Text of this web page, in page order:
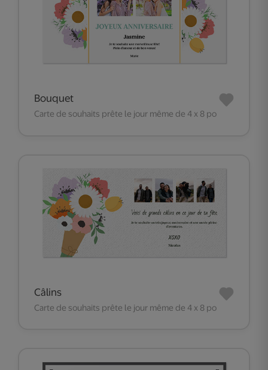
Bouquet
Carte de souhaits prête le jour même de 4 x 8 po
Câlins
Carte de souhaits prête le jour même de 4 x 8 po